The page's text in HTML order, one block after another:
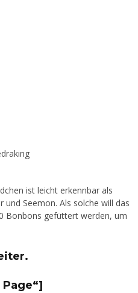
ist leicht erkennbar als
Seemon. Als solche will das
Bonbons gefüttert werden, um